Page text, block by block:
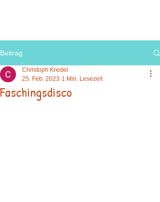
Beitrag
Faschingsdisco
Christoph Kredel
25. Feb. 2023 1 Min. Lesezeit